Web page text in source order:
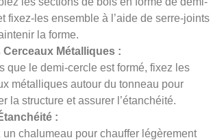
fixez-les ensemble à l’aide de serre-joints
la forme.
Cerceaux Métalliques :
que le demi-cercle est formé, fixez les
métalliques autour du tonneau pour
la structure et assurer l’étanchéité.
:
un chalumeau pour chauffer légèrement